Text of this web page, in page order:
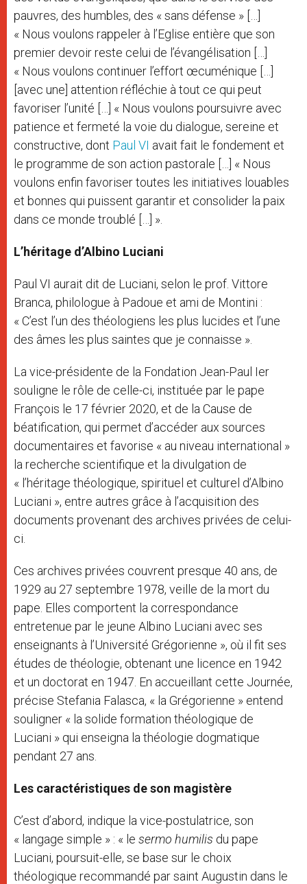
pauvres, des humbles, des « sans défense » […]
« Nous voulons rappeler à l’Eglise entière que son
premier devoir reste celui de l’évangélisation […]
« Nous voulons continuer l’effort œcuménique […]
[avec une] attention réfléchie à tout ce qui peut
favoriser l’unité […] « Nous voulons poursuivre avec
patience et fermeté la voie du dialogue, sereine et
constructive, dont Paul VI avait fait le fondement et
le programme de son action pastorale […] « Nous
voulons enfin favoriser toutes les initiatives louables
et bonnes qui puissent garantir et consolider la paix
dans ce monde troublé […] ».
L’héritage d’Albino Luciani
Paul VI aurait dit de Luciani, selon le prof. Vittore
Branca, philologue à Padoue et ami de Montini :
« C’est l’un des théologiens les plus lucides et l’une
des âmes les plus saintes que je connaisse ».
La vice-présidente de la Fondation Jean-Paul Ier
souligne le rôle de celle-ci, instituée par le pape
François le 17 février 2020, et de la Cause de
béatification, qui permet d’accéder aux sources
documentaires et favorise « au niveau international »
la recherche scientifique et la divulgation de
« l’héritage théologique, spirituel et culturel d’Albino
Luciani », entre autres grâce à l’acquisition des
documents provenant des archives privées de celui-
ci.
Ces archives privées couvrent presque 40 ans, de
1929 au 27 septembre 1978, veille de la mort du
pape. Elles comportent la correspondance
entretenue par le jeune Albino Luciani avec ses
enseignants à l’Université Grégorienne », où il fit ses
études de théologie, obtenant une licence en 1942
et un doctorat en 1947. En accueillant cette Journée,
précise Stefania Falasca, « la Grégorienne » entend
souligner « la solide formation théologique de
Luciani » qui enseigna la théologie dogmatique
pendant 27 ans.
Les caractéristiques de son magistère
C’est d’abord, indique la vice-postulatrice, son
« langage simple » : « le sermo humilis du pape
Luciani, poursuit-elle, se base sur le choix
théologique recommandé par saint Augustin dans le